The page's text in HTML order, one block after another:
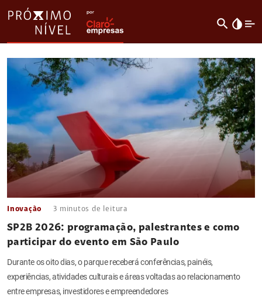
search invert_colors
Inovação 3 minutos de leitura
SP2B 2026: programação, palestrantes e como
participar do evento em São Paulo
Durante os oito dias, o parque receberá conferências, painéis,
experiências, atividades culturais e áreas voltadas ao relacionamento
entre empresas, investidores e empreendedores